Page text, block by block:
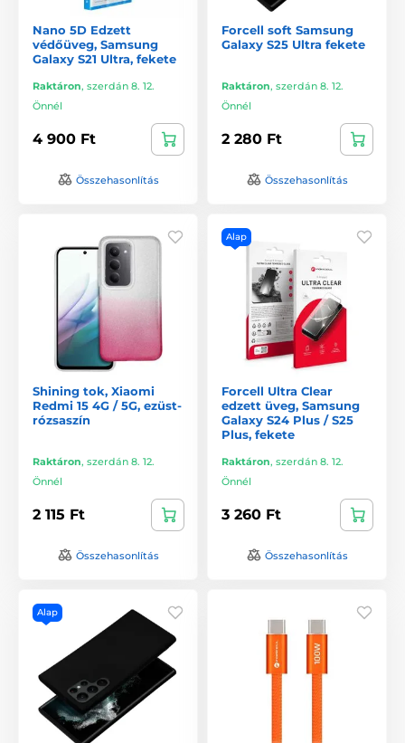
Nano 5D Edzett
védőüveg, Samsung
Galaxy S21 Ultra, fekete
Raktáron, szerdán 8. 12.
Önnél
4 900 Ft
Összehasonlítás
Forcell soft Samsung
Galaxy S25 Ultra fekete
Raktáron, szerdán 8. 12.
Önnél
2 280 Ft
Összehasonlítás
Shining tok, Xiaomi
Redmi 15 4G / 5G, ezüst-
rózsaszín
Raktáron, szerdán 8. 12.
Önnél
2 115 Ft
Összehasonlítás
Alap
Forcell Ultra Clear
edzett üveg, Samsung
Galaxy S24 Plus / S25
Plus, fekete
Raktáron, szerdán 8. 12.
Önnél
3 260 Ft
Összehasonlítás
Alap